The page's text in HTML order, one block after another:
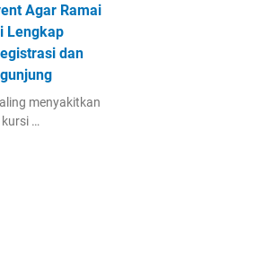
Agar Ramai
Lengkap
dan
menyakitkan
…